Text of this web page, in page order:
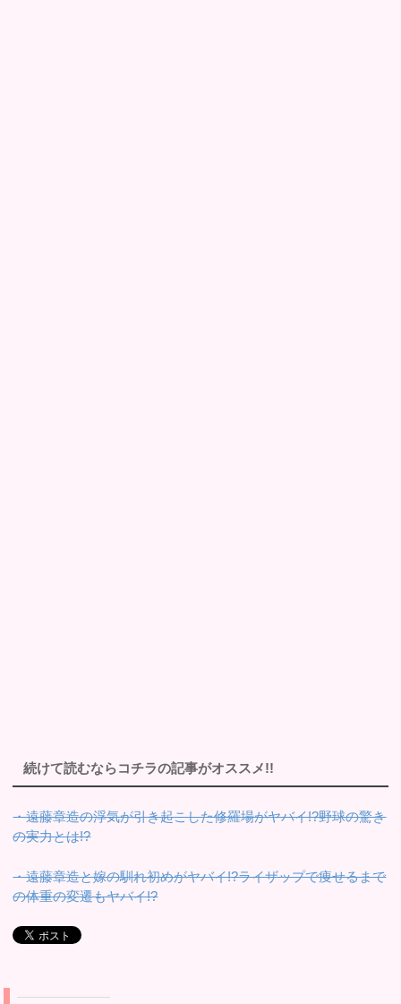
続けて読むならコチラの記事がオススメ!!
・遠藤章造の浮気が引き起こした修羅場がヤバイ!?野球の驚き
の実力とは!?
・遠藤章造と嫁の馴れ初めがヤバイ!?ライザップで痩せるまで
の体重の変遷もヤバイ!?